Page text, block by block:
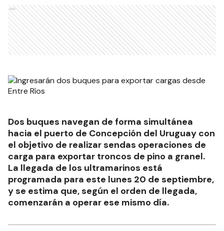
Ads
Dos buques navegan de forma simultánea
hacia el puerto de Concepción del Uruguay con
el objetivo de realizar sendas operaciones de
carga para exportar troncos de pino a granel.
La llegada de los ultramarinos está
programada para este lunes 20 de septiembre,
y se estima que, según el orden de llegada,
comenzarán a operar ese mismo día.